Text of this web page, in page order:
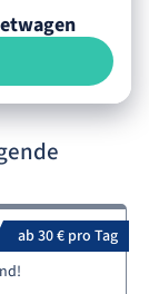
ab 30 € pro Tag